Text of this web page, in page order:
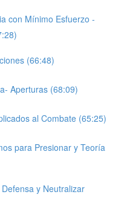
con Mínimo Esfuerzo -
(66:48)
Aperturas (68:09)
al Combate (65:25)
para Presionar y Teoría
y Neutralizar